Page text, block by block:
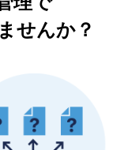
せんか？